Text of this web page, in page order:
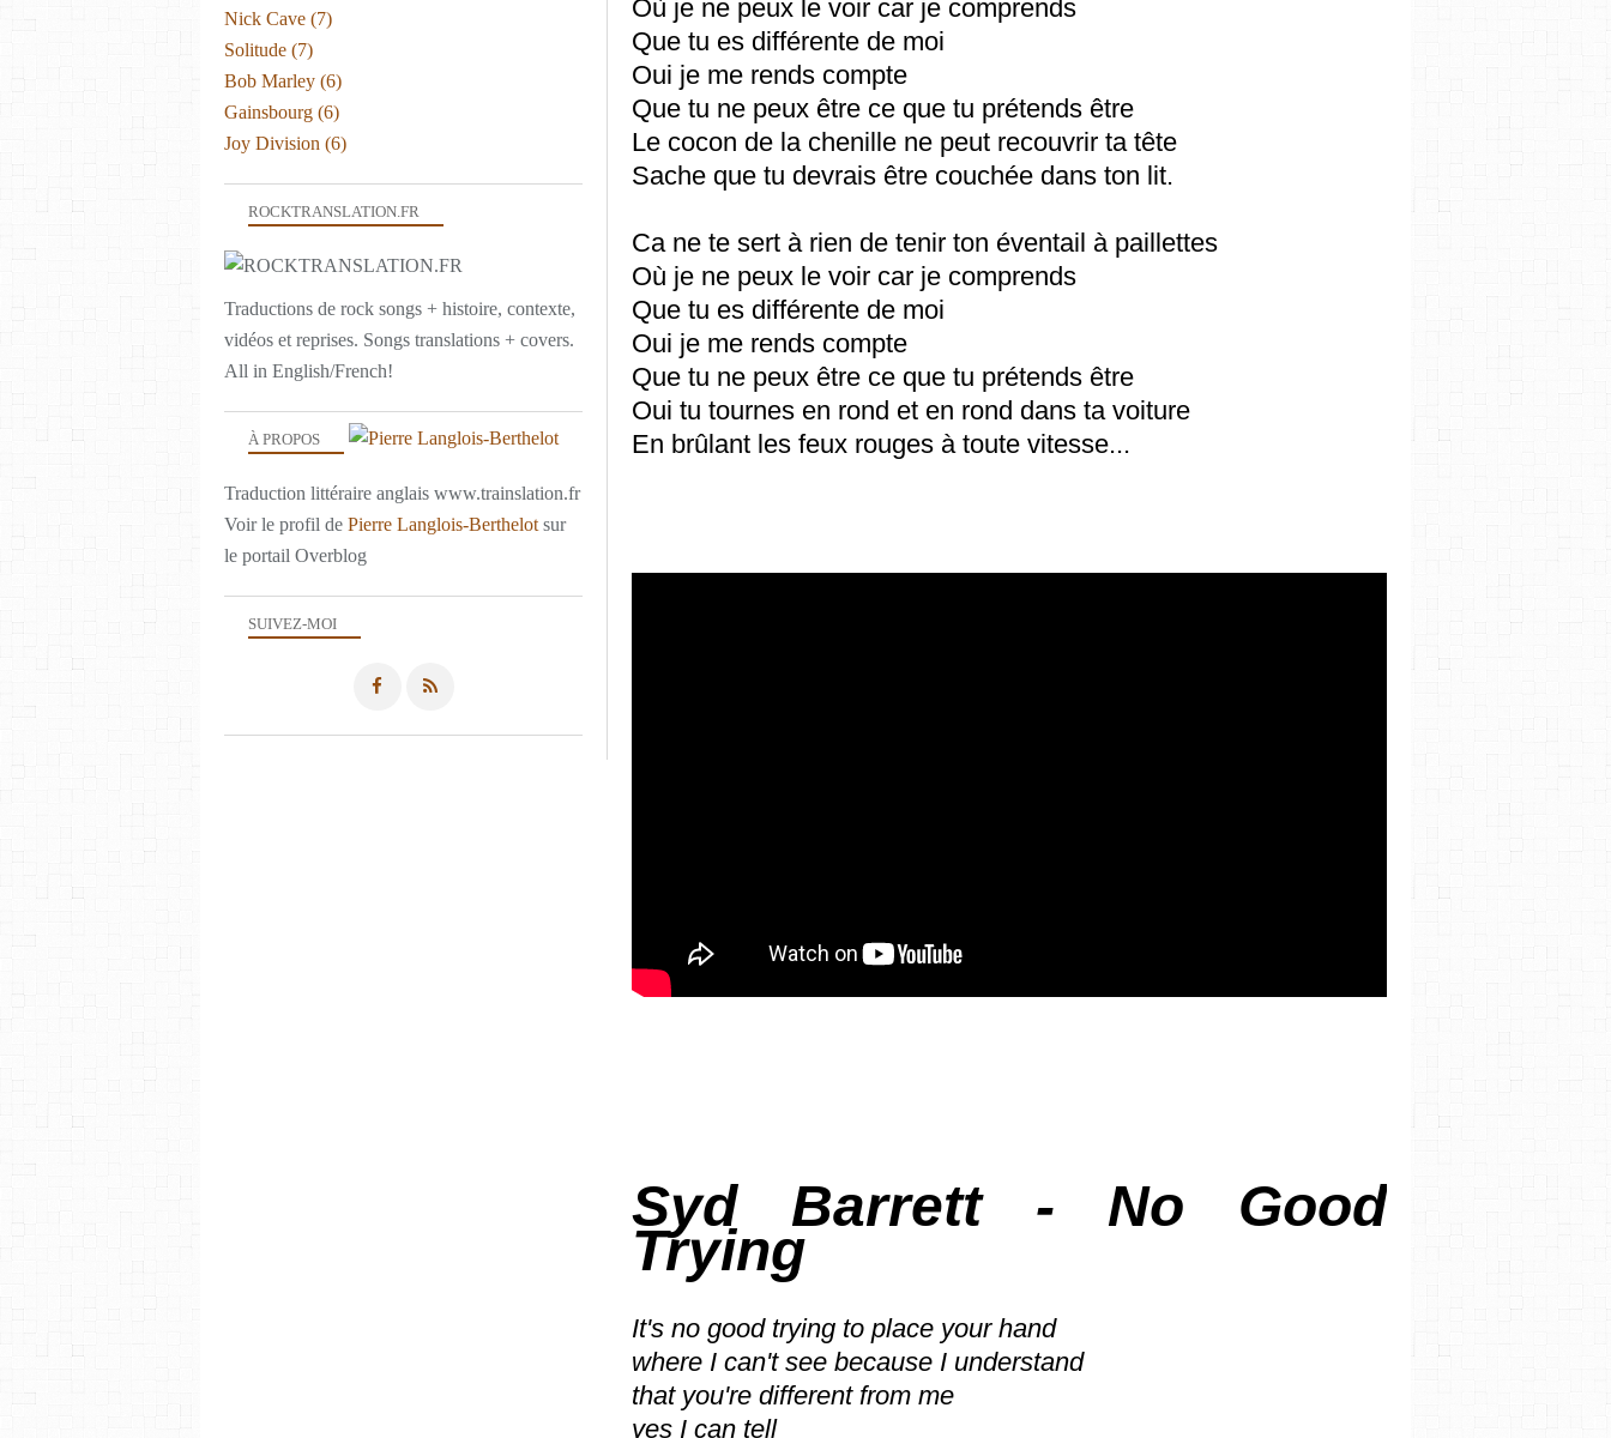
Où je ne peux le voir car je comprends
Que tu es différente de moi
Oui je me rends compte
Que tu ne peux être ce que tu prétends être
Le cocon de la chenille ne peut recouvrir ta tête
Sache que tu devrais être couchée dans ton lit.
Ca ne te sert à rien de tenir ton éventail à paillettes
Où je ne peux le voir car je comprends
Que tu es différente de moi
Oui je me rends compte
Que tu ne peux être ce que tu prétends être
Oui tu tournes en rond et en rond dans ta voiture
En brûlant les feux rouges à toute vitesse...
Syd Barrett - No Good
Trying
It's no good trying to place your hand
where I can't see because I understand
that you're different from me
yes I can tell
SUIVEZ-MOI
ROCKTRANSLATION.FR
Traductions de rock songs + histoire, contexte,
vidéos et reprises. Songs translations + covers.
All in English/French!
À PROPOS
Traduction littéraire anglais www.trainslation.fr
Voir le profil de Pierre Langlois-Berthelot sur
le portail Overblog
Nick Cave (7)
Solitude (7)
Bob Marley (6)
Gainsbourg (6)
Joy Division (6)